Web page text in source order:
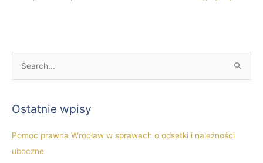
k
a
j
Ostatnie wpisy
Pomoc prawna Wrocław w sprawach o odsetki i należności
uboczne